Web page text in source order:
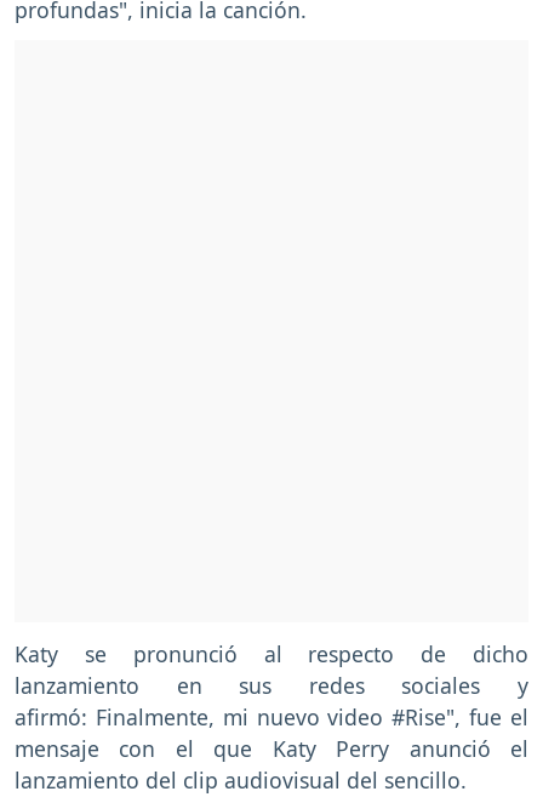
profundas", inicia la canción.
Katy se pronunció al respecto de dicho
lanzamiento en sus redes sociales y
afirmó: Finalmente, mi nuevo video #Rise", fue el
mensaje con el que Katy Perry anunció el
lanzamiento del clip audiovisual del sencillo.